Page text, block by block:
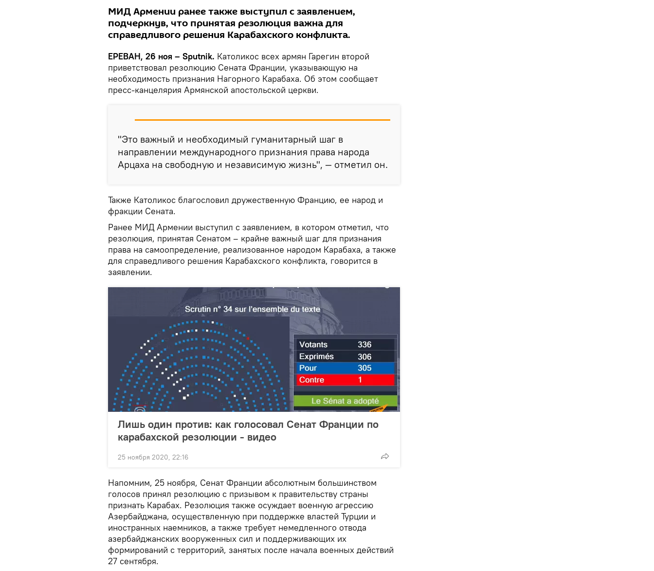
МИД Армении ранее также выступил с заявлением,
подчеркнув, что принятая резолюция важна для
справедливого решения Карабахского конфликта.
ЕРЕВАН, 26 ноя – Sputnik. Католикос всех армян Гарегин второй
приветствовал резолюцию Сената Франции, указывающую на
необходимость признания Нагорного Карабаха. Об этом сообщает
пресс-канцелярия Армянской апостольской церкви.
"Это важный и необходимый гуманитарный шаг в
направлении международного признания права народа
Арцаха на свободную и независимую жизнь", — отметил он.
Также Католикос благословил дружественную Францию, ее народ и
фракции Сената.
Ранее МИД Армении выступил с заявлением, в котором отметил, что
резолюция, принятая Сенатом – крайне важный шаг для признания
права на самоопределение, реализованное народом Карабаха, а также
для справедливого решения Карабахского конфликта, говорится в
заявлении.
Лишь один против: как голосовал Сенат Франции по
карабахской резолюции - видео
25 ноября 2020, 22:16
Напомним, 25 ноября, Сенат Франции абсолютным большинством
голосов принял резолюцию с призывом к правительству страны
признать Карабах. Резолюция также осуждает военную агрессию
Азербайджана, осуществленную при поддержке властей Турции и
иностранных наемников, а также требует немедленного отвода
азербайджанских вооруженных сил и поддерживающих их
формирований с территорий, занятых после начала военных действий
27 сентября.